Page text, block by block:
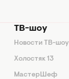
ТВ-шоу
Новости ТВ-шоу
Холостяк 13
МастерШеф